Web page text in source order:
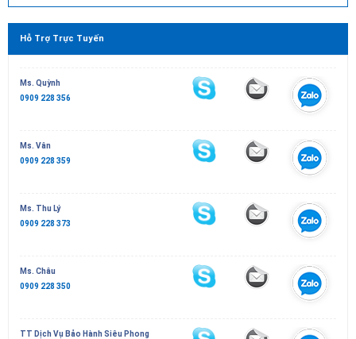
Hỗ Trợ Trực Tuyến
Ms. Quỳnh
0909 228 356
Ms. Vân
0909 228 359
Ms. Thu Lý
0909 228 373
Ms. Châu
0909 228 350
TT Dịch Vụ Bảo Hành Siêu Phong